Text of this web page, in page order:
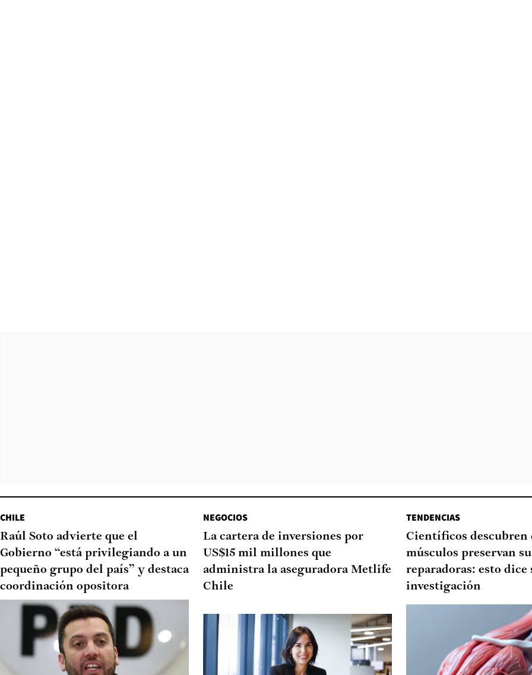
CHILE
Raúl Soto advierte que el
Gobierno “está privilegiando a un
pequeño grupo del país” y destaca
coordinación opositora
NEGOCIOS
La cartera de inversiones por
US$15 mil millones que
administra la aseguradora Metlife
Chile
TENDENCIAS
Científicos descubren
músculos preservan
reparadoras: esto dice
investigación